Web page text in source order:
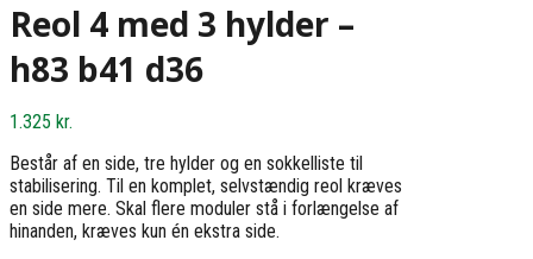
Reol 4 med 3 hylder –
h83 b41 d36
1.325 kr.
Består af en side, tre hylder og en sokkelliste til
stabilisering. Til en komplet, selvstændig reol kræves
en side mere. Skal flere moduler stå i forlængelse af
hinanden, kræves kun én ekstra side.